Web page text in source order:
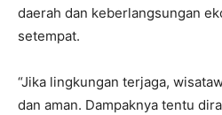
daerah dan keberlangsungan
setempat.
“Jika lingkungan terjaga,
dan aman. Dampaknya tentu